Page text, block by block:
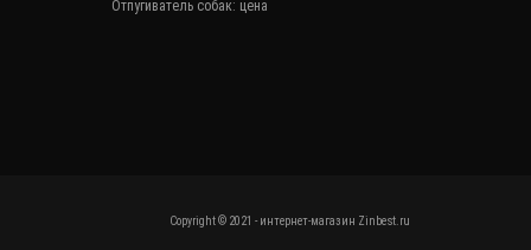
Отпугиватель собак: цена
Copyright © 2021 - интернет-магазин Zinbest.ru